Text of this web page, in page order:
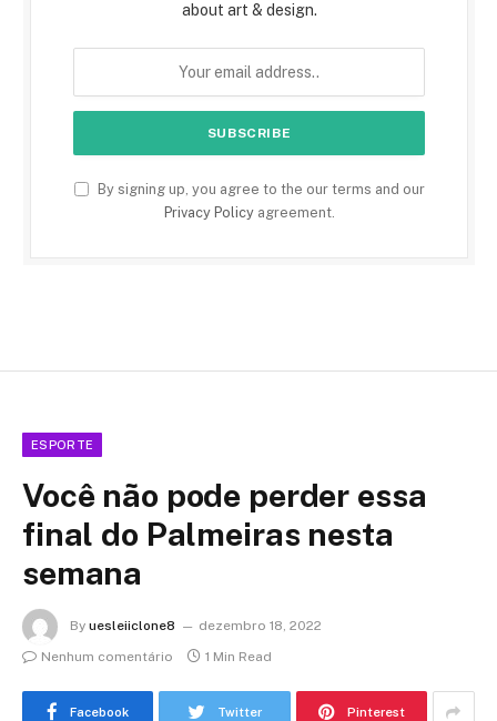
about art & design.
By signing up, you agree to the our terms and our
Privacy Policyagreement.
ESPORTE
Você não pode perder essa
final do Palmeiras nesta
semana
By uesleiiclone8
dezembro 18, 2022
Nenhum comentário
1 Min Read
Facebook Twitter Pinterest